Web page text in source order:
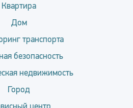
Квартира
Дом
транспорта
безопасность
недвижимость
Город